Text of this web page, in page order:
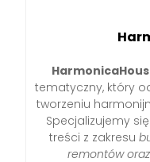
tematyczny, który
tworzeniu
Specjalizujemy
treści z zakresu
remontów